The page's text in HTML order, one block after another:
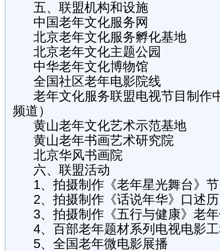
五、联盟机构和设施
中国老年文化服务网
北京老年文化服务孵化基地
北京老年文化主题公园
中华老年文化博物馆
全国社区老年电影院线
老年文化服务联盟电视节目制作
频道）
黄山老年文化艺术示范基地
黄山老年书画艺术研究院
北京华风书画院
六、联盟活动
1、拍摄制作《老年星光舞台》
2、拍摄制作《话说年华》口述历
3、拍摄制作《五行与健康》老年
4、百部老年题材系列电视电影
5、全国老年微电影展播